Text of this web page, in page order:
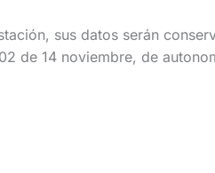
sus datos serán
de 14 noviembre, de